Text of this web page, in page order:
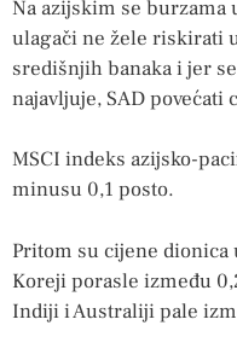
Na azijskim se
ulagači ne žele riskirati
središnjih banaka i jer
najavljuje, SAD povećati
MSCI indeks azijsko-
minusu 0,1 posto.
Pritom su cijene dionica
Koreji porasle između
Indiji i Australiji pale